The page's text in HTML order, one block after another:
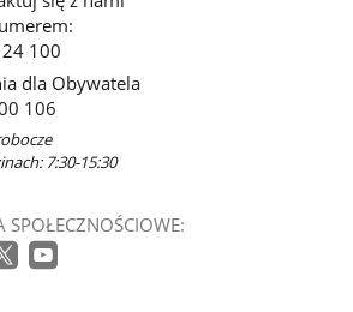
100
dla Obywatela
106
7:30-15:30
SPOŁECZNOŚCIOWE: